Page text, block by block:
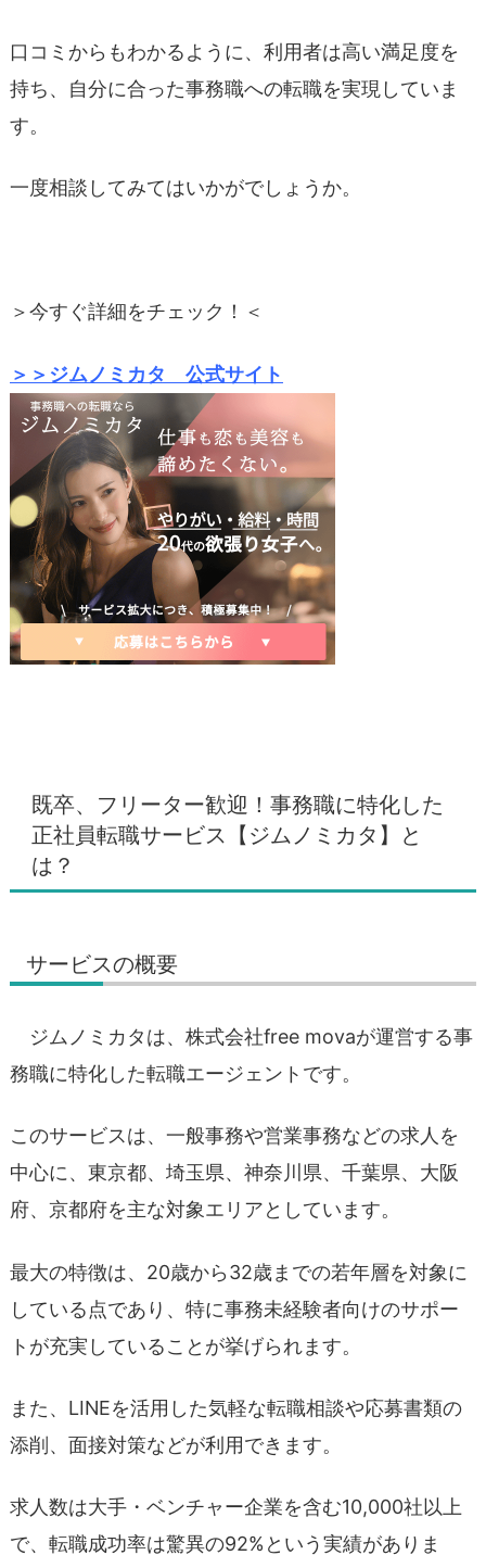
口コミからもわかるように、利用者は高い満足度を
持ち、自分に合った事務職への転職を実現していま
す。
一度相談してみてはいかがでしょうか。
＞今すぐ詳細をチェック！＜
＞＞ジムノミカタ 公式サイト
既卒、フリーター歓迎！事務職に特化した
正社員転職サービス【ジムノミカタ】と
は？
サービスの概要
ジムノミカタは、株式会社free movaが運営する事
務職に特化した転職エージェントです。
このサービスは、一般事務や営業事務などの求人を
中心に、東京都、埼玉県、神奈川県、千葉県、大阪
府、京都府を主な対象エリアとしています。
最大の特徴は、20歳から32歳までの若年層を対象に
している点であり、特に事務未経験者向けのサポー
トが充実していることが挙げられます。
また、LINEを活用した気軽な転職相談や応募書類の
添削、面接対策などが利用できます。
求人数は大手・ベンチャー企業を含む10,000社以上
で、転職成功率は驚異の92%という実績がありま